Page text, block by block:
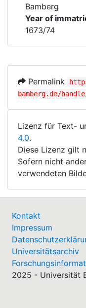
Bamberg
Year of
1673/74
Permalink
bamberg.de/
Lizenz für Text-
4.0.
Diese Lizenz gilt
Sofern nicht
verwendeten
Kontakt
Impressum
Universitätsarchiv
2025 - Universität